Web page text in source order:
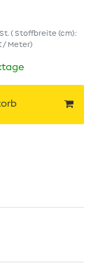
( Stoffbreite (cm):
/ Meter)